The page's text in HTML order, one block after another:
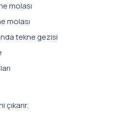
molası
molası
tekne gezisi
çıkarır.